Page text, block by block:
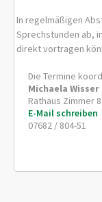
In regelmäßigen
Sprechstunden ab,
direkt vortragen
Die Termine
Michaela Wisser
Rathaus Zimmer 8
E-Mail schreiben
07682 / 804-51